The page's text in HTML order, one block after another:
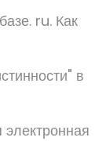
ru. Как
в